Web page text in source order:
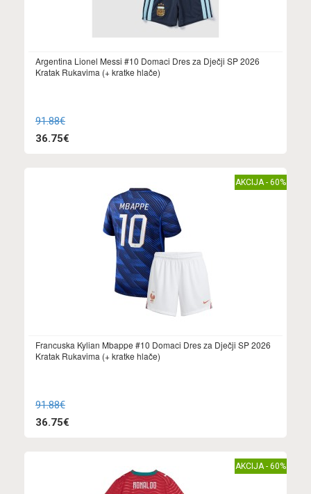
Argentina Lionel Messi #10 Domaci Dres za Dječji SP 2026
Kratak Rukavima (+ kratke hlače)
91.88€
36.75€
AKCIJA - 60%
Francuska Kylian Mbappe #10 Domaci Dres za Dječji SP 2026
Kratak Rukavima (+ kratke hlače)
91.88€
36.75€
AKCIJA - 60%